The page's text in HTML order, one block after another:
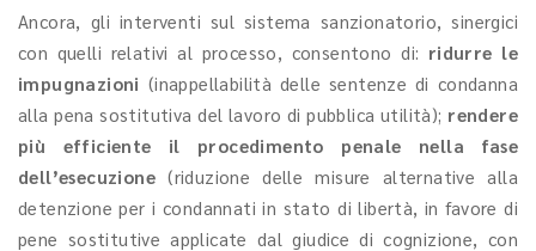
Ancora, gli interventi sul sistema sanzionatorio, sinergici
con quelli relativi al processo, consentono di: ridurre le
impugnazioni (inappellabilità delle sentenze di condanna
alla pena sostitutiva del lavoro di pubblica utilità); rendere
più efficiente il procedimento penale nella fase
dell’esecuzione (riduzione delle misure alternative alla
detenzione per i condannati in stato di libertà, in favore di
pene sostitutive applicate dal giudice di cognizione, con